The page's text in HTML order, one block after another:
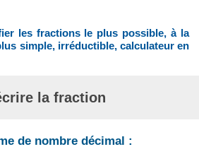
les fractions le plus possible, à la
simple, irréductible, calculateur en
la fraction
de nombre décimal :